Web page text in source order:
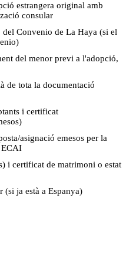
estrangera original amb
consular
Convenio de La Haya (si el
del menor previ a l'adopció,
de tota la documentació
i certificat
asignació emesos per la
ECAI
i certificat de matrimoni o estat
(si ja està a Espanya)